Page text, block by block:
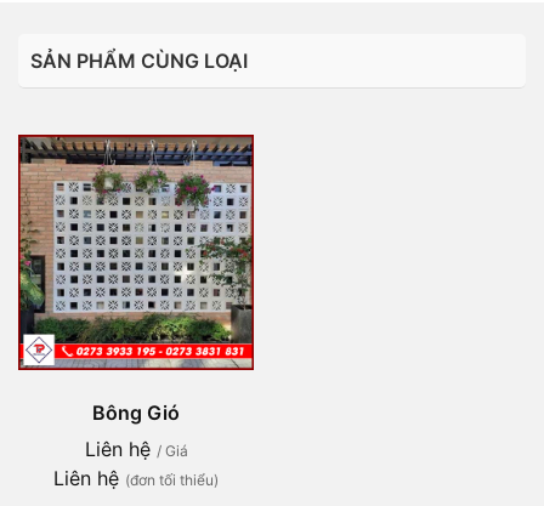
SẢN PHẨM CÙNG LOẠI
Bông Gió
Liên hệ / Giá
Liên hệ (đơn tối thiểu)